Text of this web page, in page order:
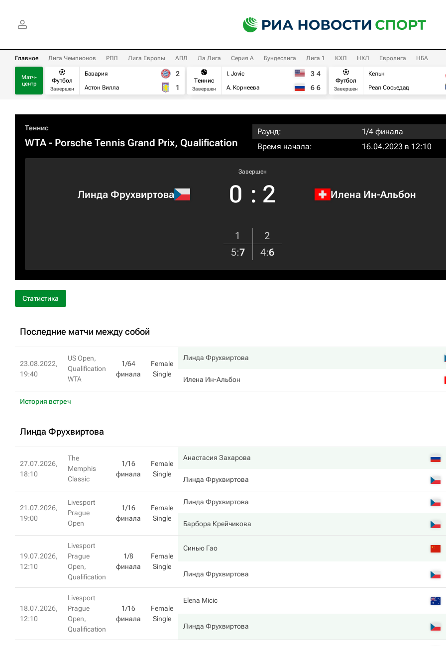
Главное Лига Чемпионов РПЛ Лига Европы АПЛ Ла Лига Серия А Бундеслига Лига 1 КХЛ НХЛ Евролига НБА
Матч-
центр
Футбол
Завершен
Бавария
Астон Вилла
2
1
Теннис
Завершен
I. Jovic
А. Корнеева
3 4
6 6
Футбол
Завершен
Кельн
Реал Сосьедад
Теннис
WTA- Porsche Tennis Grand Prix, Qualification
Раунд:
1/4 финала
Время начала:
16.04.2023 в 12:10
Линда Фрухвиртова
Завершен
0 : 2 Илена Ин-Альбон
1
2
5:7 4:6
Статистика
Последние матчи между собой
23.08.2022,
19:40
US Open,
Qualification
WTA
1/64
финала
Female
Single
Линда Фрухвиртова
Илена Ин-Альбон
История встреч
Линда Фрухвиртова
27.07.2026,
18:10
The
Memphis
Classic
1/16
финала
Female
Single
Анастасия Захарова
Линда Фрухвиртова
21.07.2026,
19:00
Livesport
Prague
Open
1/16
финала
Female
Single
Линда Фрухвиртова
Барбора Крейчикова
19.07.2026,
12:10
Livesport
Prague
Open,
Qualification
1/8
финала
Female
Single
Синью Гао
Линда Фрухвиртова
18.07.2026,
12:10
Livesport
Prague
Open,
Qualification
1/16
финала
Female
Single
Elena Micic
Линда Фрухвиртова